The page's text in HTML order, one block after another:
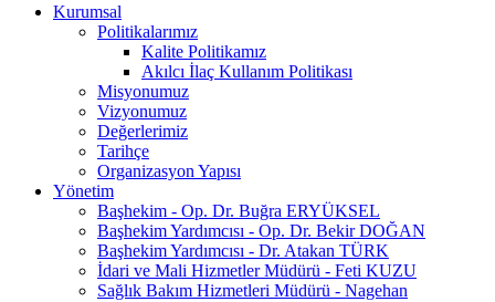
Kurumsal
Politikalarımız
Kalite Politikamız
Akılcı İlaç Kullanım Politikası
Misyonumuz
Vizyonumuz
Değerlerimiz
Tarihçe
Organizasyon Yapısı
Yönetim
Başhekim - Op. Dr. Buğra ERYÜKSEL
Başhekim Yardımcısı - Op. Dr. Bekir DOĞAN
Başhekim Yardımcısı - Dr. Atakan TÜRK
İdari ve Mali Hizmetler Müdürü - Feti KUZU
Sağlık Bakım Hizmetleri Müdürü - Nagehan